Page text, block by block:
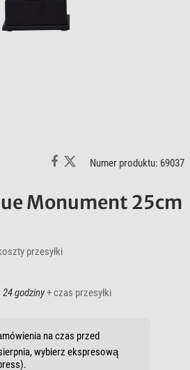
Numer produktu: 69037
Monument 25cm
przesyłki
24 godziny+ czas przesyłki
na czas przed
wybierz ekspresową